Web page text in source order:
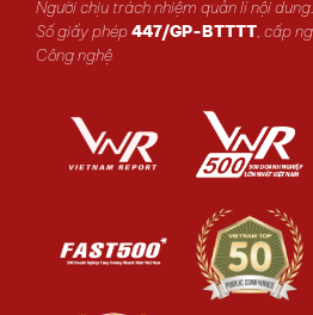
Người chịu trách nhiệm quản lí nội dung:
Số giấy phép447/GP-BTTTT, cấp
Công nghệ